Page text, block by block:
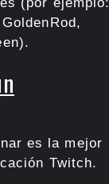
es la mejor
Twitch.